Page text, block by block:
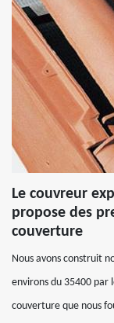
Le couvreur
propose des
couverture
Nous avons construit
environs du 35400 par
couverture que nous